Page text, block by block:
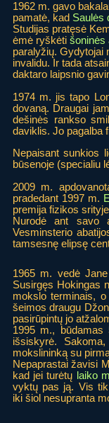
1962 m. gavo
pamatė, kad Saulės
Studijas pratęsė
ėmė ryškėti šoninės
paralyžių. Gydytojai
invalidu. Ir tada
daktaro laipsnio
1974 m. jis tapo
dovaną. Draugai
dešinės rankso
daviklis. Jo pagalba
Nepaisant sunkios
būsenoje (specialiu
2009 m.
pradedant 1997 m.
premija fizikos
Nurodė ant savo
Vesminsterio
tamsesnę elipsę
1965 m. vedė
Susirgęs Hokingas
mokslo terminais,
šeimos draugu
pasirūpintų jo
1995 m.,
išsiskyrė.
mokslininką su
Nepaprastai žavisi
kad jei turėtų laiko
vyktų pas ją. Vis
iki šiol nesupranta